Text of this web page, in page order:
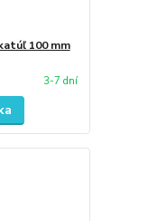
100 mm
3-7 dní